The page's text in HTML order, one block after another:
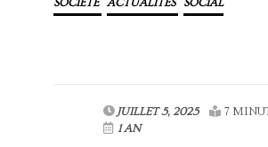
SOCIÉTÉ ACTUALITÉS SOCIAL
JUILLET 5, 2025
7
1 AN